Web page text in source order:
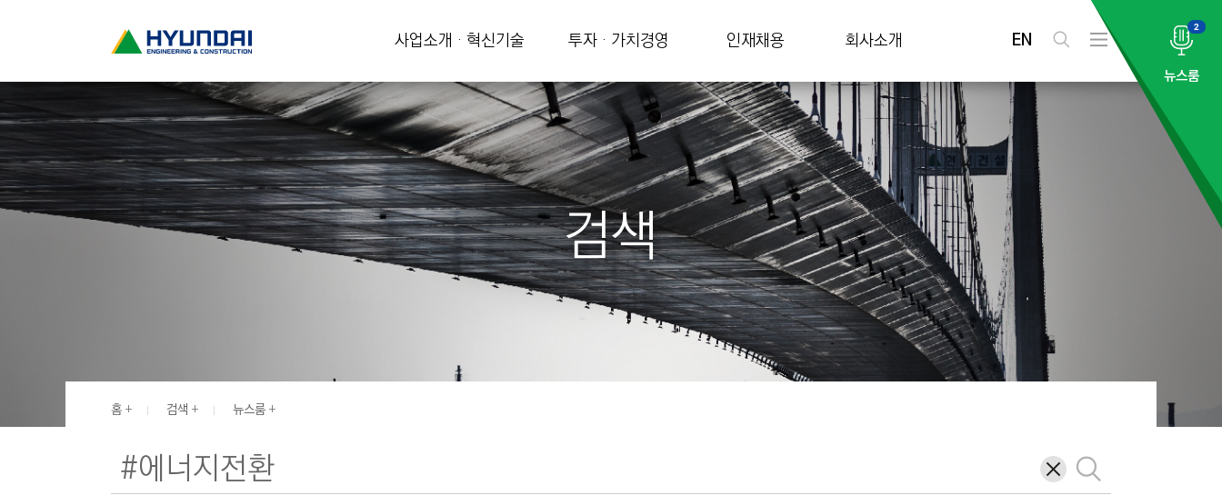
현
건
설
H
Y
U
N
G
N
사업소개 · 혁신기술 투자 · 가치경영 인재채용 회사소개 EN
검
전
메
2
뉴스룸
검색
홈 검색 뉴스룸
삭
제
검
색